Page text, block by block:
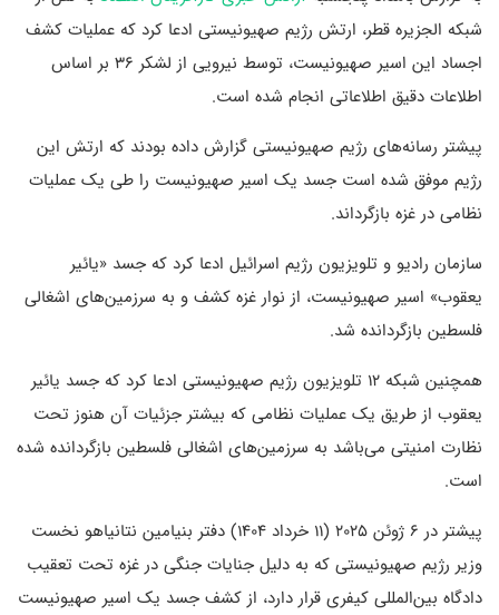
شبکه الجزیره قطر، ارتش رژیم صهیونیستی ادعا کرد که عملیات کشف
اجساد این اسیر صهیونیست، توسط نیرویی از لشکر ۳۶ بر اساس
اطلاعات دقیق اطلاعاتی انجام شده است.
پیشتر رسانه‌های رژیم صهیونیستی گزارش داده بودند که ارتش این
رژیم موفق شده است جسد یک اسیر صهیونیست را طی یک عملیات
نظامی در غزه بازگرداند.
سازمان رادیو و تلویزیون رژیم اسرائیل ادعا کرد که جسد «یائیر
یعقوب» اسیر صهیونیست، از نوار غزه کشف و به سرزمین‌های اشغالی
فلسطین بازگردانده شد.
همچنین شبکه ۱۲ تلویزیون رژیم صهیونیستی ادعا کرد که جسد یائیر
یعقوب از طریق یک عملیات نظامی که بیشتر جزئیات آن هنوز تحت
نظارت امنیتی می‌باشد به سرزمین‌های اشغالی فلسطین بازگردانده شده
است.
پیشتر در ۶ ژوئن ۲۰۲۵ (۱۱ خرداد ۱۴۰۴) دفتر بنیامین نتانیاهو نخست
وزیر رژیم صهیونیستی که به دلیل جنایات جنگی در غزه تحت تعقیب
دادگاه بین‌المللی کیفری قرار دارد، از کشف جسد یک اسیر صهیونیست